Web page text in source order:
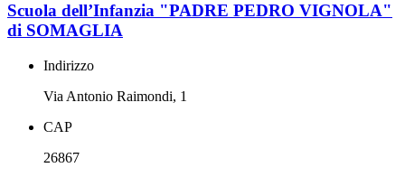
Scuola dell’Infanzia "PADRE PEDRO VIGNOLA"
di SOMAGLIA
Indirizzo
Via Antonio Raimondi, 1
CAP
26867